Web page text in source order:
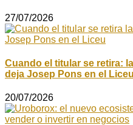
27/07/2026
Cuando el titular se retira:
deja Josep Pons en el Liceu
20/07/2026